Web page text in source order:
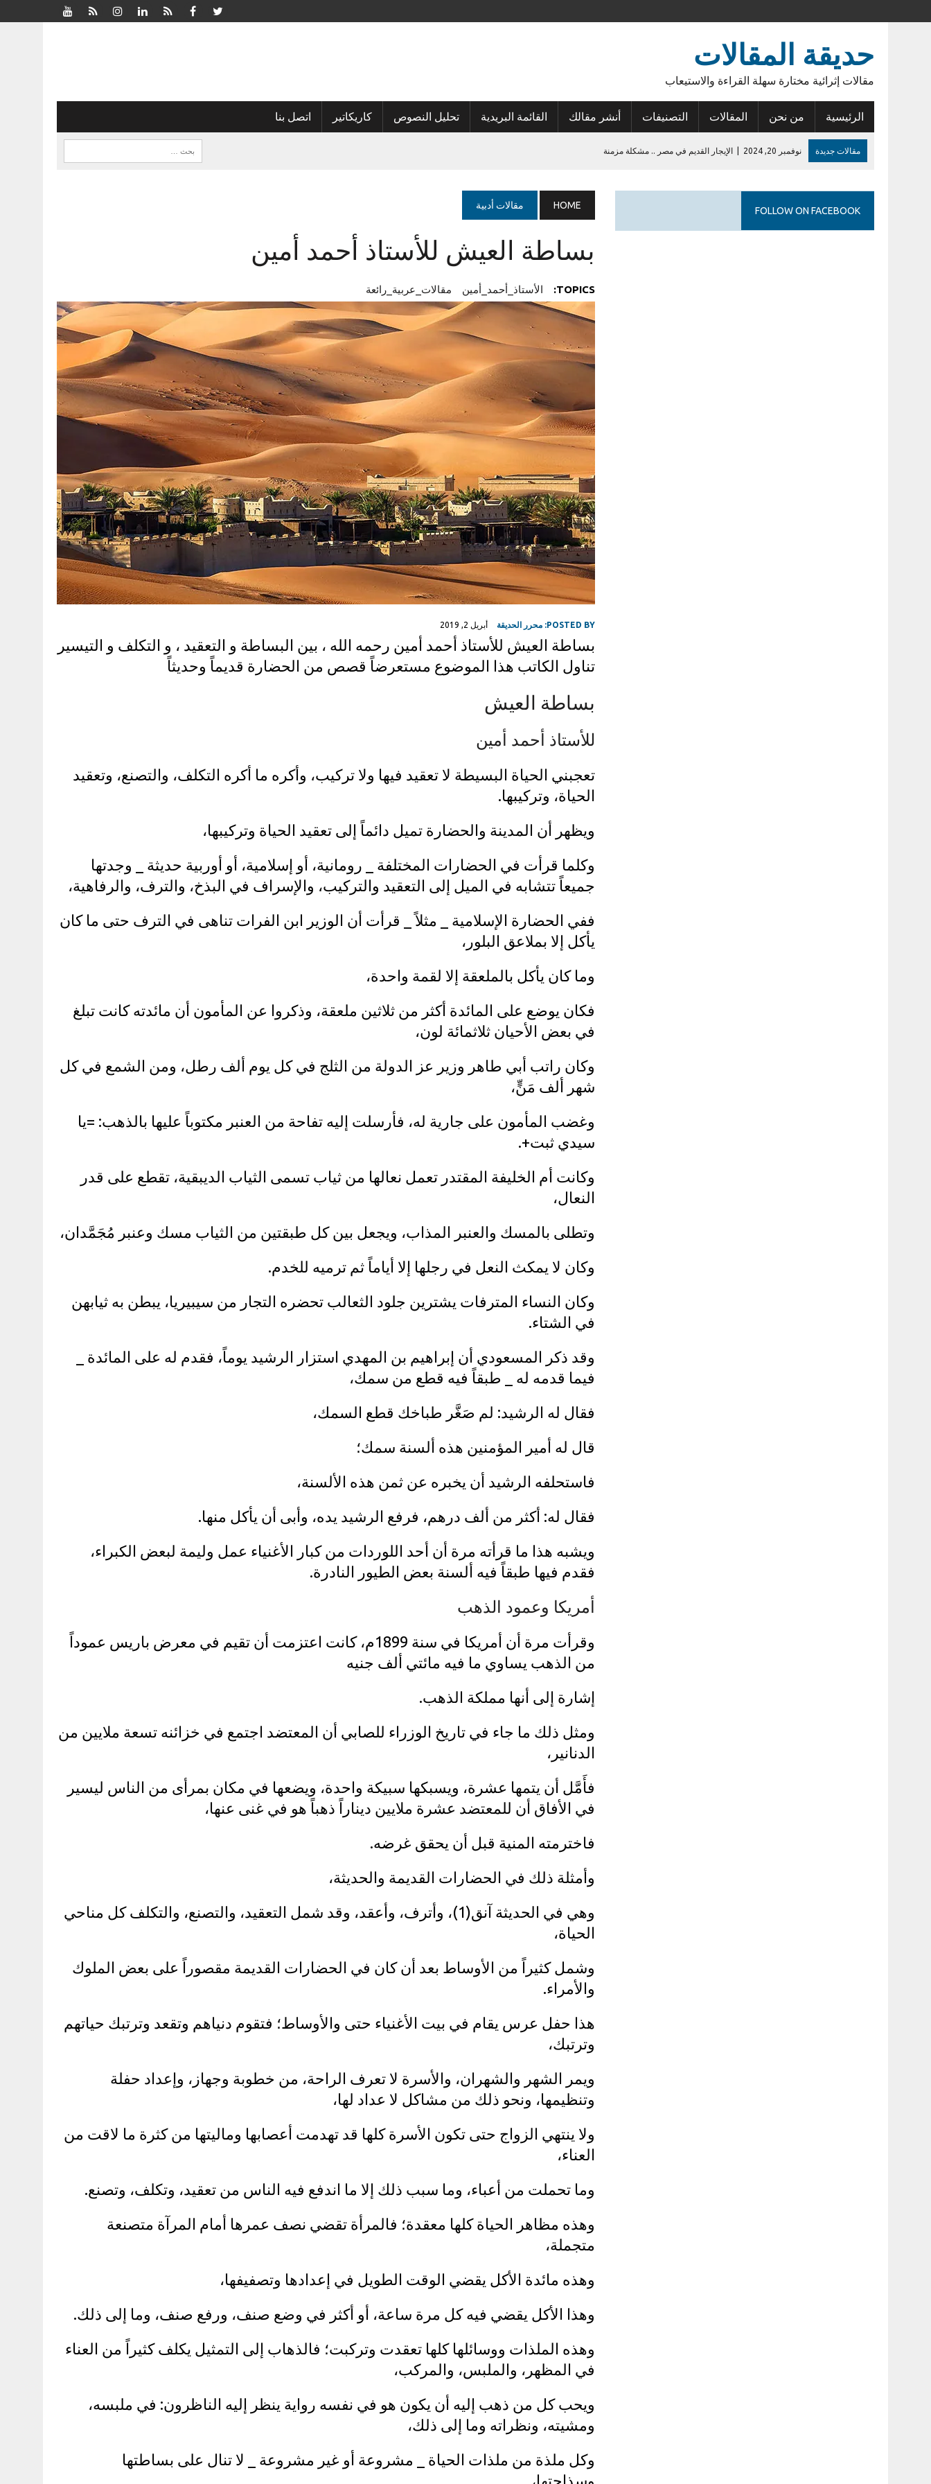
حديقة المقالات
مقالات إثرائية مختارة سهلة القراءة والاستيعاب
الرئيسية من نحن المقالات التصنيفات أنشر مقالك القائمة البريدية تحليل النصوص كاريكاتير اتصل بنا
مقالات جديدة نوفمبر 20, 2024 الإيجار القديم في مصر .. مشكلة مزمنة
HOME مقالات أدبية
بساطة العيش للأستاذ أحمد أمين
TOPICS: الأستاذ_أحمد_أمين مقالات_عربية_رائعة
POSTED BY: محرر الحديقة أبريل 2, 2019
بساطة العيش للأستاذ أحمد أمين رحمه الله ، بين البساطة و التعقيد ، و التكلف و التيسير
تناول الكاتب هذا الموضوع مستعرضاً قصص من الحضارة قديماً وحديثاً
بساطة العيش
للأستاذ أحمد أمين
تعجبني الحياة البسيطة لا تعقيد فيها ولا تركيب، وأكره ما أكره التكلف، والتصنع، وتعقيد
الحياة، وتركيبها.
ويظهر أن المدينة والحضارة تميل دائماً إلى تعقيد الحياة وتركيبها،
وكلما قرأت في الحضارات المختلفة _ رومانية، أو إسلامية، أو أوربية حديثة _ وجدتها
جميعاً تتشابه في الميل إلى التعقيد والتركيب، والإسراف في البذخ، والترف، والرفاهية،
ففي الحضارة الإسلامية _ مثلاً _ قرأت أن الوزير ابن الفرات تناهى في الترف حتى ما كان
يأكل إلا بملاعق البلور،
وما كان يأكل بالملعقة إلا لقمة واحدة،
فكان يوضع على المائدة أكثر من ثلاثين ملعقة، وذكروا عن المأمون أن مائدته كانت تبلغ
في بعض الأحيان ثلاثمائة لون،
وكان راتب أبي طاهر وزير عز الدولة من الثلج في كل يوم ألف رطل، ومن الشمع في كل
شهر ألف مَنٍّ،
وغضب المأمون على جارية له، فأرسلت إليه تفاحة من العنبر مكتوباً عليها بالذهب: =يا
سيدي ثبت+.
وكانت أم الخليفة المقتدر تعمل نعالها من ثياب تسمى الثياب الديبقية، تقطع على قدر
النعال،
وتطلى بالمسك والعنبر المذاب، ويجعل بين كل طبقتين من الثياب مسك وعنبر مُجَمَّدان،
وكان لا يمكث النعل في رجلها إلا أياماً ثم ترميه للخدم.
وكان النساء المترفات يشترين جلود الثعالب تحضره التجار من سيبيريا، يبطن به ثيابهن
في الشتاء.
وقد ذكر المسعودي أن إبراهيم بن المهدي استزار الرشيد يوماً، فقدم له على المائدة _
فيما قدمه له _ طبقاً فيه قطع من سمك،
فقال له الرشيد: لم صَغَّر طباخك قطع السمك،
قال له أمير المؤمنين هذه ألسنة سمك؛
فاستحلفه الرشيد أن يخبره عن ثمن هذه الألسنة،
فقال له: أكثر من ألف درهم، فرفع الرشيد يده، وأبى أن يأكل منها.
ويشبه هذا ما قرأته مرة أن أحد اللوردات من كبار الأغنياء عمل وليمة لبعض الكبراء،
فقدم فيها طبقاً فيه ألسنة بعض الطيور النادرة.
أمريكا وعمود الذهب
وقرأت مرة أن أمريكا في سنة 1899م، كانت اعتزمت أن تقيم في معرض باريس عموداً
من الذهب يساوي ما فيه مائتي ألف جنيه
إشارة إلى أنها مملكة الذهب.
ومثل ذلك ما جاء في تاريخ الوزراء للصابي أن المعتضد اجتمع في خزائنه تسعة ملايين من
الدنانير،
فأَمَّل أن يتمها عشرة، ويسبكها سبيكة واحدة، ويضعها في مكان بمرأى من الناس ليسير
في الأفاق أن للمعتضد عشرة ملايين ديناراً ذهباً هو في غنى عنها،
فاخترمته المنية قبل أن يحقق غرضه.
وأمثلة ذلك في الحضارات القديمة والحديثة،
وهي في الحديثة آنق(1)، وأترف، وأعقد، وقد شمل التعقيد، والتصنع، والتكلف كل مناحي
الحياة،
وشمل كثيراً من الأوساط بعد أن كان في الحضارات القديمة مقصوراً على بعض الملوك
والأمراء.
هذا حفل عرس يقام في بيت الأغنياء حتى والأوساط؛ فتقوم دنياهم وتقعد وترتبك حياتهم
وترتبك،
ويمر الشهر والشهران، والأسرة لا تعرف الراحة، من خطوبة وجهاز، وإعداد حفلة
وتنظيمها، ونحو ذلك من مشاكل لا عداد لها،
ولا ينتهي الزواج حتى تكون الأسرة كلها قد تهدمت أعصابها وماليتها من كثرة ما لاقت من
العناء،
وما تحملت من أعباء، وما سبب ذلك إلا ما اندفع فيه الناس من تعقيد، وتكلف، وتصنع.
وهذه مظاهر الحياة كلها معقدة؛ فالمرأة تقضي نصف عمرها أمام المرآة متصنعة
متجملة،
وهذه مائدة الأكل يقضي الوقت الطويل في إعدادها وتصفيفها،
وهذا الأكل يقضي فيه كل مرة ساعة، أو أكثر في وضع صنف، ورفع صنف، وما إلى ذلك.
وهذه الملذات ووسائلها كلها تعقدت وتركبت؛ فالذهاب إلى التمثيل يكلف كثيراً من العناء
في المظهر، والملبس، والمركب،
ويحب كل من ذهب إليه أن يكون هو في نفسه رواية ينظر إليه الناظرون: في ملبسه،
ومشيته، ونظراته وما إلى ذلك،
وكل ملذة من ملذات الحياة _ مشروعة أو غير مشروعة _ لا تنال على بساطتها
وسذاجتها،
FOLLOW ON FACEBOOK